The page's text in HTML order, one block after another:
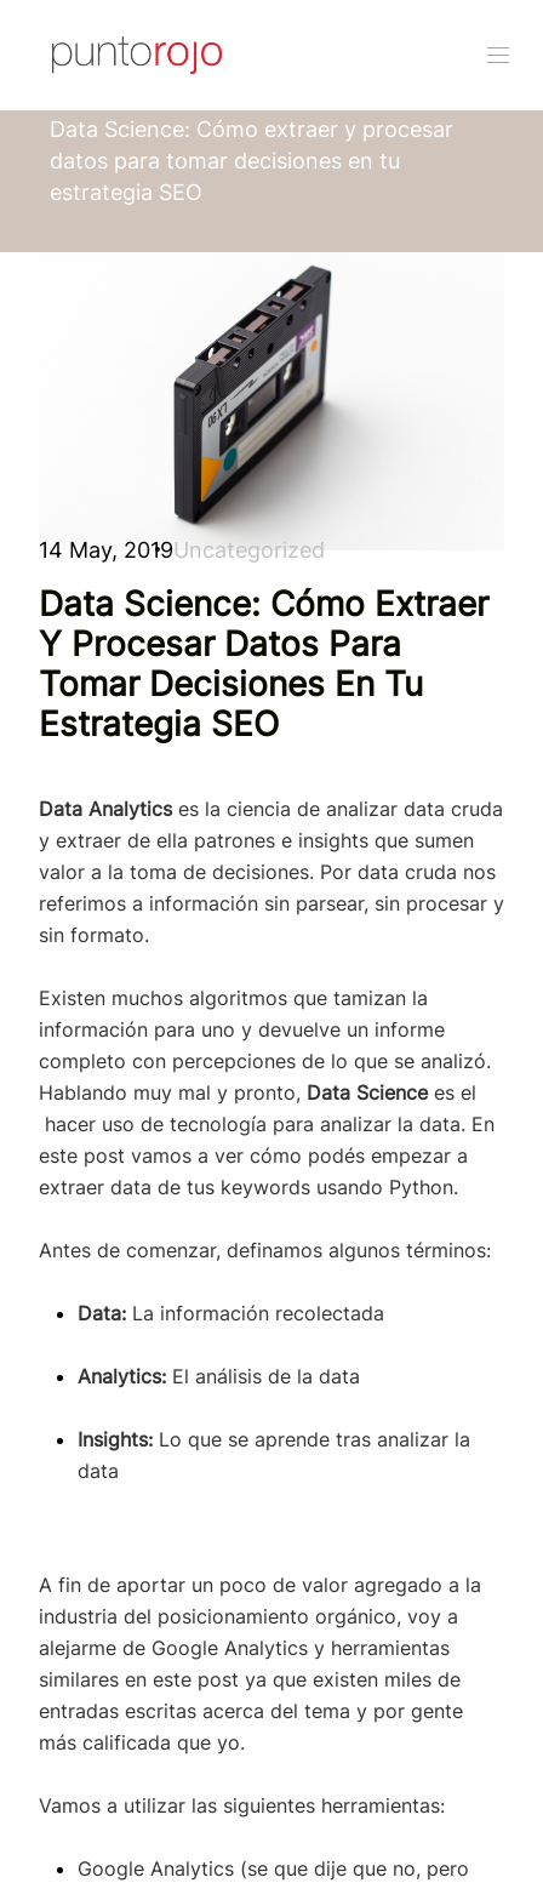
Data Science: Cómo extraer y procesar
datos para tomar decisiones en tu
estrategia SEO
14 May, 2019Uncategorized
Data Science: Cómo Extraer
Y Procesar Datos Para
Tomar Decisiones En Tu
Estrategia SEO
Data Analyticses la ciencia de analizar data cruda
y extraer de ella patrones e insights que sumen
valor a la toma de decisiones. Por data cruda nos
referimos a información sin parsear, sin procesar y
sin formato.
Existen muchos algoritmos que tamizan la
información para uno y devuelve un informe
completo con percepciones de lo que se analizó.
Hablando muy mal y pronto, Data Sciencees el
hacer uso de tecnología para analizar la data. En
este post vamos a ver cómo podés empezar a
extraer data de tus keywords usando Python.
Antes de comenzar, definamos algunos términos:
Data: La información recolectada
Analytics: El análisis de la data
Insights: Lo que se aprende tras analizar la
data
A fin de aportar un poco de valor agregado a la
industria del posicionamiento orgánico, voy a
alejarme de Google Analytics y herramientas
similares en este post ya que existen miles de
entradas escritas acerca del tema y por gente
más calificada que yo.
Vamos a utilizar las siguientes herramientas:
Google Analytics (se que dije que no, pero